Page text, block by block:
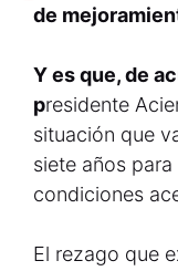
de
Y es que, de
presidente
situación que
siete años
condiciones
El rezago que